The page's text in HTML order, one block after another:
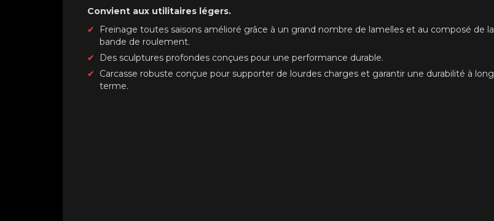
Convient aux utilitaires légers.
Freinage toutes saisons amélioré grâce à un grand nombre de lamelles et au composé de la
bande de roulement.
Des sculptures profondes conçues pour une performance durable.
Carcasse robuste conçue pour supporter de lourdes charges et garantir une durabilité à long
terme.